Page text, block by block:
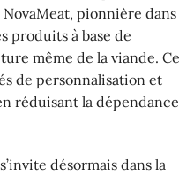
pionnière dans
produits à base de
même de la viande. Ce
de personnalisation et
réduisant la dépendance
désormais dans la